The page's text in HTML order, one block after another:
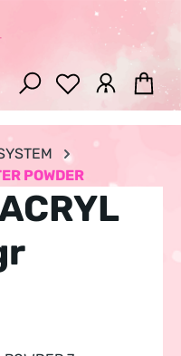
POWDER